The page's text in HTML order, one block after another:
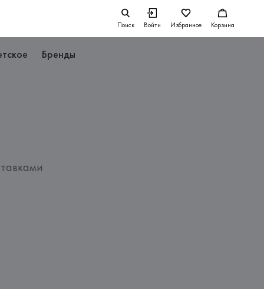
Поиск Войти Избранное Корзина
Бренды